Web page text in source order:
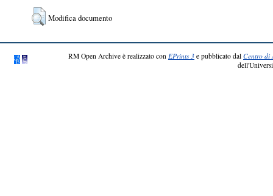
Modifica documento
RM Open Archive è realizzato con EPrints 3 e pubblicato dal Centro di